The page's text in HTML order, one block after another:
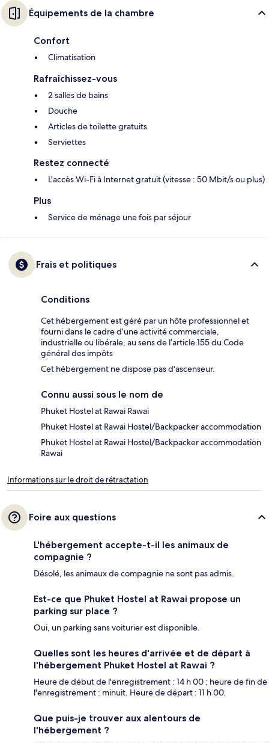
Équipements de la chambre
Confort
Climatisation
Rafraîchissez-vous
2 salles de bains
Douche
Articles de toilette gratuits
Serviettes
Restez connecté
L'accès Wi-Fi à Internet gratuit (vitesse : 50 Mbit/s ou plus)
Plus
Service de ménage une fois par séjour
Frais et politiques
Conditions
Cet hébergement est géré par un hôte professionnel et
fourni dans le cadre d’une activité commerciale,
industrielle ou libérale, au sens de l’article 155 du Code
général des impôts
Cet hébergement ne dispose pas d'ascenseur.
Connu aussi sous le nom de
Phuket Hostel at Rawai Rawai
Phuket Hostel at Rawai Hostel/Backpacker accommodation
Phuket Hostel at Rawai Hostel/Backpacker accommodation
Rawai
Informations sur le droit de rétractation
Foire aux questions
L'hébergement accepte-t-il les animaux de
compagnie ?
Désolé, les animaux de compagnie ne sont pas admis.
Est-ce que Phuket Hostel at Rawai propose un
parking sur place ?
Oui, un parking sans voiturier est disponible.
Quelles sont les heures d'arrivée et de départ à
l'hébergement Phuket Hostel at Rawai ?
Heure de début de l'enregistrement : 14 h 00 ; heure de fin de
l'enregistrement : minuit. Heure de départ : 11 h 00.
Que puis-je trouver aux alentours de
l'hébergement ?